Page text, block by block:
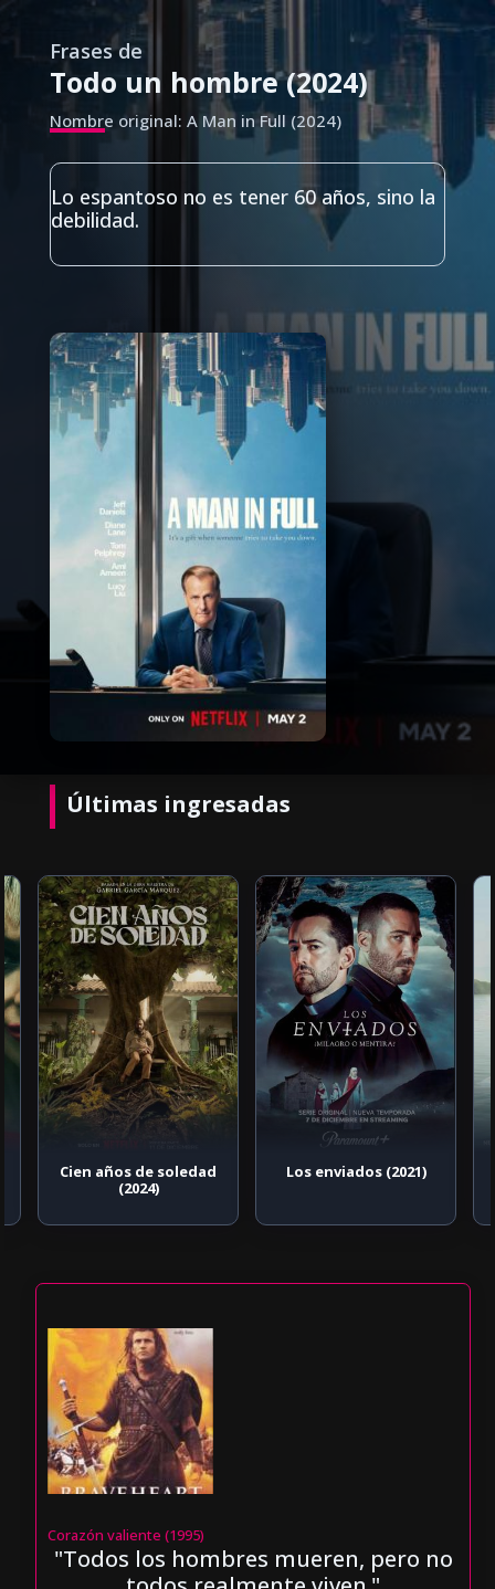
Frases de
Todo un hombre (2024)
Nombre original: A Man in Full (2024)
Lo espantoso no es tener 60 años, sino la
debilidad.
Últimas ingresadas
Cien años de soledad
(2024)
Los enviados (2021)
Corazón valiente (1995)
"Todos los hombres mueren, pero no